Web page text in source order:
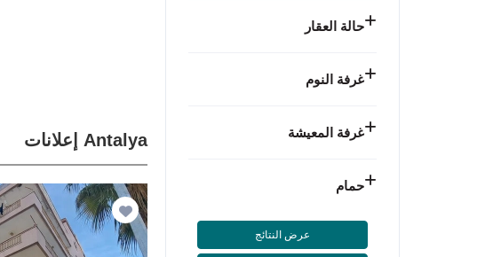
حالة العقار
غرفة النوم
غرفة المعيشة
حمام
عرض النتائج
Antalya إعلانات